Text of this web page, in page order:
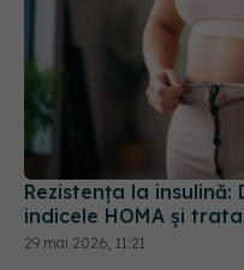
Rezistența la
indicele HOMA și
29 mai 2026, 11:21